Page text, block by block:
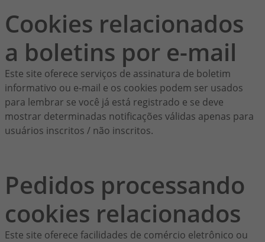
Cookies relacionados
a boletins por e-mail
Este site oferece serviços de assinatura de boletim
informativo ou e-mail e os cookies podem ser usados
para lembrar se você já está registrado e se deve
mostrar determinadas notificações válidas apenas para
usuários inscritos / não inscritos.
Pedidos processando
cookies relacionados
Este site oferece facilidades de comércio eletrônico ou